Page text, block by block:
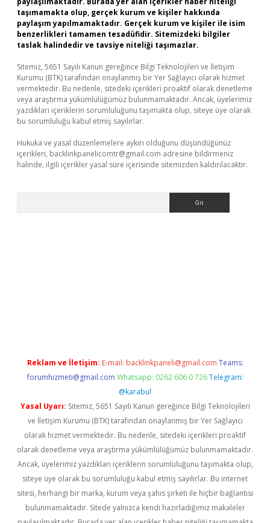
taşımamakta olup, gerçek kurum ve kişiler hakkında
paylaşım yapılmamaktadır. Gerçek kurum ve kişiler ile isim
benzerlikleri tamamen tesadüfidir. Sitemizdeki bilgiler
taslak halindedir ve tavsiye niteliği taşımazlar.
Sitemiz, 5651 Sayılı Kanun gereğince Bilgi Teknolojileri ve İletişim
Kurumu (BTK) tarafından onaylanmış bir Yer Sağlayıcı olarak hizmet
vermektedir. Bu nedenle, sitedeki içerikleri proaktif olarak denetleme
veya araştırma yükümlülüğümüz bulunmamaktadır. Ancak, üyelerimiz
yazdıkları içeriklerin sorumluluğunu taşımakta olup, siteye üye olarak
bu sorumluluğu kabul etmiş sayılırlar.
Hukuka ve yasal düzenlemelere aykırı olduğunu düşündüğünüz
içerikleri, backlinkpanelicomtr@gmail.com adresine bildirmeniz
halinde, ilgili içerikler yasal süre içerisinde sitemizden kaldırılacaktır.
Reklam ve İletişim: E-mail: backlinkpaneli@gmail.com Teams:
forumhizmeti@gmail.com Whatsapp: 0262 606 0 726 Telegram:
@karabul
Yasal Uyarı: Sitemiz, 5651 Sayılı Kanun gereğince Bilgi Teknolojileri
ve İletişim Kurumu (BTK) tarafından onaylanmış bir Yer Sağlayıcı
olarak hizmet vermektedir. Bu nedenle, sitedeki içerikleri proaktif
olarak denetleme veya araştırma yükümlülüğümüz bulunmamaktadır.
Ancak, üyelerimiz yazdıkları içeriklerin sorumluluğunu taşımakta olup,
siteye üye olarak bu sorumluluğu kabul etmiş sayılırlar. Bu internet
sitesi, herhangi bir marka, kurum veya şahıs şirketi ile hiçbir bağlantısı
bulunmamaktadır. Sitede yalnızca kendi hazırladığımız makaleler